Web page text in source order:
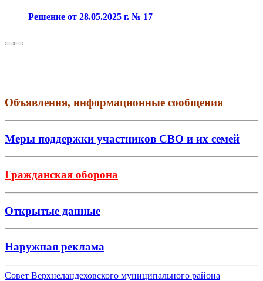
Решение от 28.05.2025 г. № 17
Объявления, информационные сообщения
Меры поддержки участников СВО и их семей
Гражданская оборона
Открытые данные
Наружная реклама
Совет Верхнеландеховского муниципального района